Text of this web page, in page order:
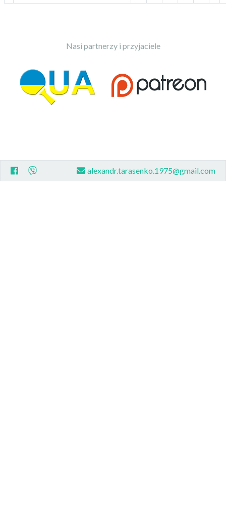
Nasi partnerzy i przyjaciele
alexandr.tarasenko.1975@gmail.com